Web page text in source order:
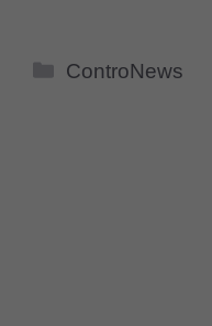
Categorie
ControNews